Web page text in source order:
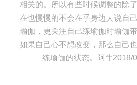
相关的。所以有些时候调整的除
在也慢慢的不会在乎身边人说自
瑜伽，更关注自己练瑜伽时瑜伽
如果自己心不想改变，那么自己
练瑜伽的状态。阿牛2018/